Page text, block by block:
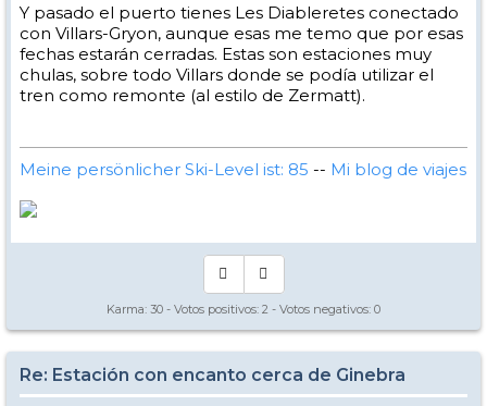
Y pasado el puerto tienes Les Diableretes conectado
con Villars-Gryon, aunque esas me temo que por esas
fechas estarán cerradas. Estas son estaciones muy
chulas, sobre todo Villars donde se podía utilizar el
tren como remonte (al estilo de Zermatt).
Meine persönlicher Ski-Level ist: 85 -- Mi blog de viajes
Karma: 30 - Votos positivos: 2 - Votos negativos: 0
Re: Estación con encanto cerca de Ginebra